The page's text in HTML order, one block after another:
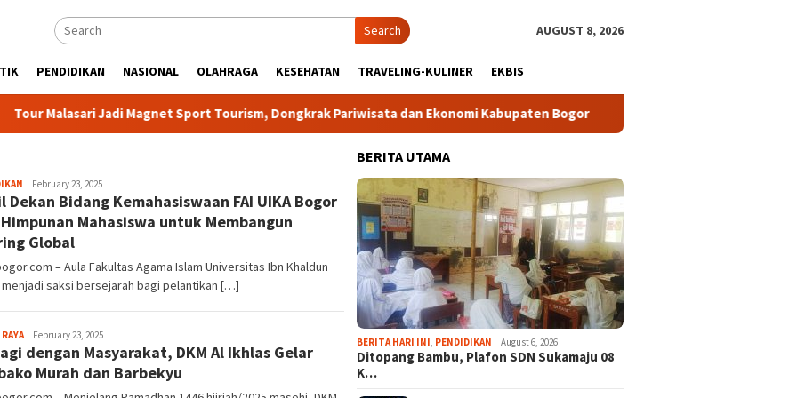
Search AUGUST 8, 2026
PENDIDIKAN NASIONAL OLAHRAGA KESEHATAN TRAVELING-KULINER EKBIS
Jadi Magnet Sport Tourism, Dongkrak Pariwisata dan Ekonomi Kabupaten Bogor Tour Malasari Halimun Salak Kian
Sayyev
February 23, 2025
Dekan Bidang Kemahasiswaan FAI UIKA Bogor
Mahasiswa untuk Membangun
Global
– Aula Fakultas Agama Islam Universitas Ibn Khaldun
saksi bersejarah bagi pelantikan […]
Sayyev
February 23, 2025
dengan Masyarakat, DKM Al Ikhlas Gelar
Murah dan Barbekyu
BERITA UTAMA
BERITA HARI INI PENDIDIKAN August 6, 2026
Ditopang Bambu, Plafon SDN Sukamaju 08
K…